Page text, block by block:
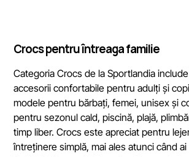
Crocs pentru întreaga familie
Categoria Crocs de la Sportlandia
accesorii confortabile pentru adulți și
modele pentru bărbați, femei, unisex și
pentru sezonul cald, piscină, plajă,
timp liber. Crocs este apreciat pentru
întreținere simplă, mai ales atunci când